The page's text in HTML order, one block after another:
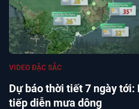
Dự báo thời tiết 7 ngày tới:
tiếp diễn mưa dông
VIDEO ĐẶC SẮC